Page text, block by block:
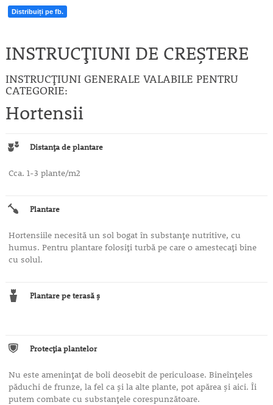
Distribuiți pe fb.
INSTRUCȚIUNI DE CREȘTERE
INSTRUCȚIUNI GENERALE VALABILE PENTRU
CATEGORIE:
Hortensii
Distanţa de plantare
Cca. 1-3 plante/m2
Plantare
Hortensiile necesită un sol bogat în substanţe nutritive, cu
humus. Pentru plantare folosiţi turbă pe care o amestecaţi bine
cu solul.
Plantare pe terasă ş
Protecţia plantelor
Nu este ameninţat de boli deosebit de periculoase. Bineînţeles
păduchi de frunze, la fel ca şi la alte plante, pot apărea şi aici. Îi
putem combate cu substanţele corespunzătoare.